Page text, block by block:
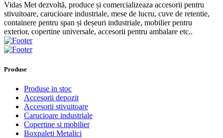
Vidas Met dezvoltă, produce și comercializeaza accesorii pentru
stivuitoare, carucioare industriale, mese de lucru, cuve de retentie,
containere pentru span și deșeuri industriale, mobilier pentru
exterior, copertine universale, accesorii pentru ambalare etc..
Produse
Produse in stoc
Accesorii depozit
Accesorii stivuitoare
Carucioare industriale
Copertine si mobilier
Boxpaleti Metalici